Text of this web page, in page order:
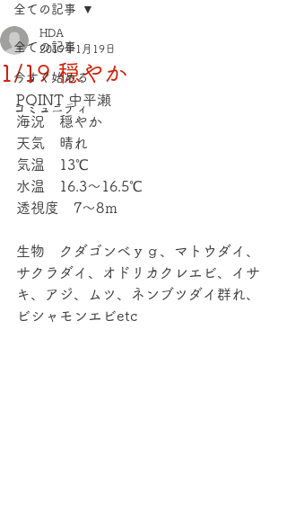
全ての記事
今すぐ始める
コミュニティ
全ての記事
1/19 穏やか
HDA
2019年1月19日
POINT 中平瀬
海況　穏やか
天気　晴れ
気温　13℃
水温　16.3～16.5℃
透視度　7～8ｍ
生物　クダゴンベｙｇ、マトウダイ、
サクラダイ、オドリカクレエビ、イサ
キ、アジ、ムツ、ネンブツダイ群れ、
ビシャモンエビetc